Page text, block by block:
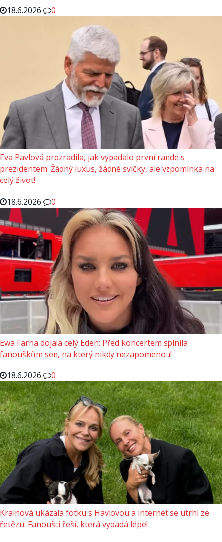
18.6.2026
0
Eva Pavlová prozradila, jak vypadalo první rande s
prezidentem: Žádný luxus, žádné svíčky, ale vzpomínka na
celý život!
18.6.2026
0
Ewa Farna dojala celý Eden: Před koncertem splnila
fanouškům sen, na který nikdy nezapomenou!
18.6.2026
0
Krainová ukázala fotku s Havlovou a internet se utrhl ze
řetězu: Fanoušci řeší, která vypadá lépe!